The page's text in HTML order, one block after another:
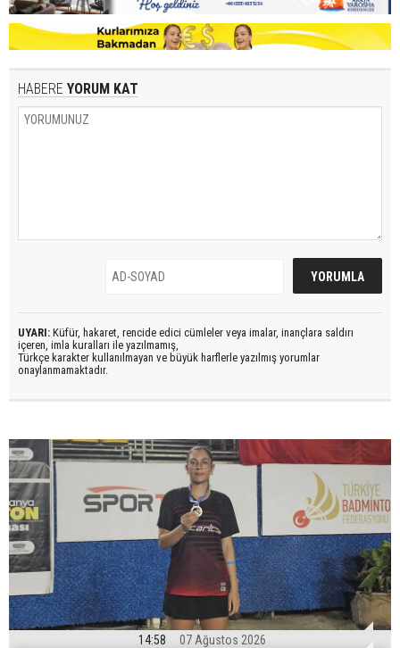
HABERE YORUM KAT
UYARI: Küfür, hakaret, rencide edici cümleler veya imalar, inançlara saldırı
içeren, imla kuralları ile yazılmamış,
Türkçe karakter kullanılmayan ve büyük harflerle yazılmış yorumlar
onaylanmamaktadır.
14:58 07 Ağustos 2026